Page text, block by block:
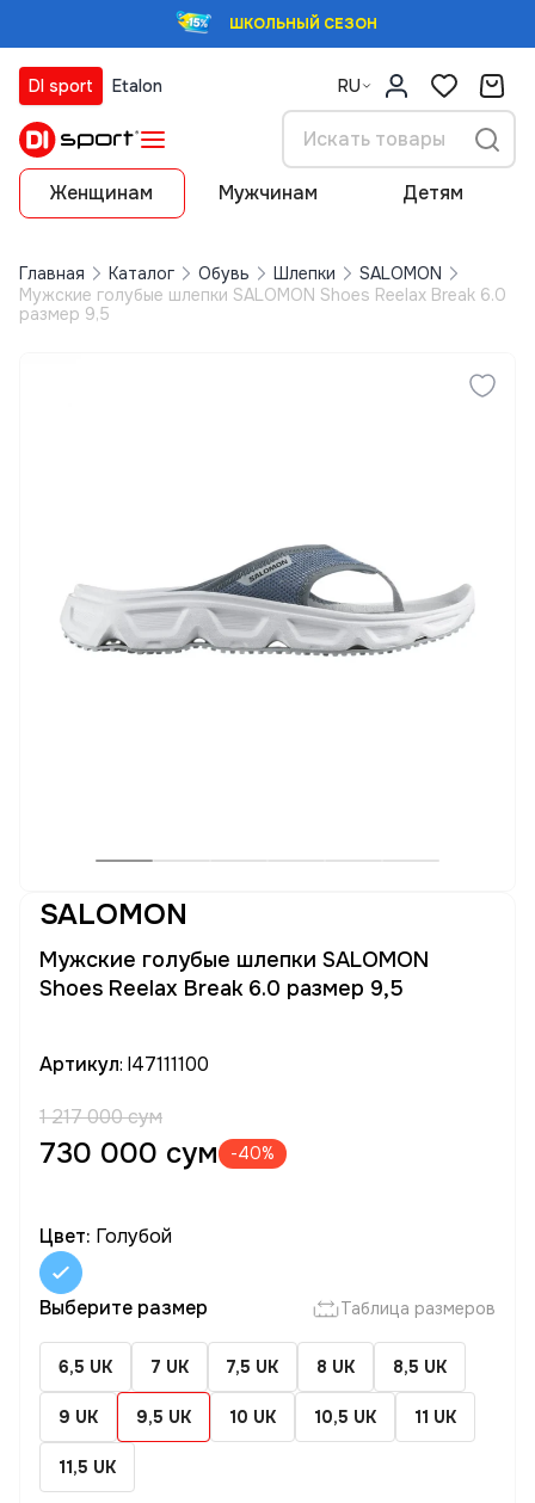
ШКОЛЬНЫЙ СЕЗОН
DI sport Etalon RU
Женщинам Мужчинам Детям
Главная Каталог Обувь Шлепки
SALOMON
Мужские голубые шлепки SALOMON Shoes Reelax Break 6.0
размер 9,5
SALOMON
Мужские голубые шлепки SALOMON
Shoes Reelax Break 6.0 размер 9,5
Артикул: l47111100
1 217 000 сум
730 000 сум -40%
Цвет: Голубой
Выберите размер Таблица размеров
6,5 UK 7 UK 7,5 UK 8 UK 8,5 UK
9 UK 9,5 UK 10 UK 10,5 UK 11 UK
11,5 UK